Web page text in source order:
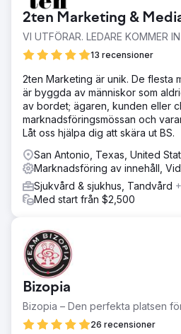
2ten Marketing &
VI UTFÖRAR. LEDARE KOMMER
13 recensioner
2ten Marketing är unik. De flesta
är byggda av människor som
av bordet; ägaren, kunden eller
marknadsföringsmössan och
Låt oss hjälpa dig att skära ut BS.
San Antonio, Texas, United
Marknadsföring av innehåll,
Sjukvård & sjukhus, Tandvård
Med start från $2,500
Bizopia
Bizopia – Den perfekta platsen
26 recensioner